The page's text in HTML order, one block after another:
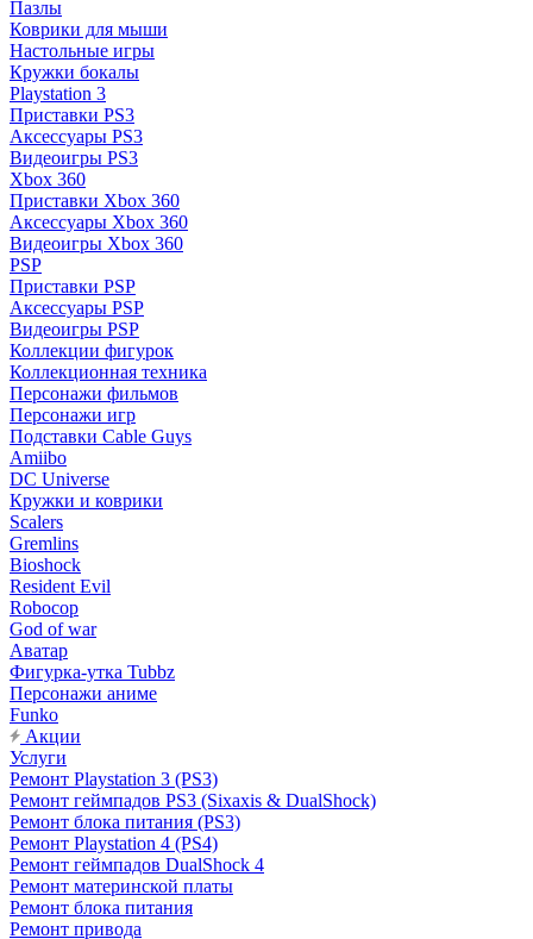
Пазлы
Коврики для мыши
Настольные игры
Кружки бокалы
Playstation 3
Приставки PS3
Аксессуары PS3
Видеоигры PS3
Xbox 360
Приставки Xbox 360
Аксессуары Xbox 360
Видеоигры Xbox 360
PSP
Приставки PSP
Аксессуары PSP
Видеоигры PSP
Коллекции фигурок
Коллекционная техника
Персонажи фильмов
Персонажи игр
Подставки Cable Guys
Amiibo
DC Universe
Кружки и коврики
Scalers
Gremlins
Bioshock
Resident Evil
Robocop
God of war
Аватар
Фигурка-утка Tubbz
Персонажи аниме
Funko
Акции
Услуги
Ремонт Playstation 3 (PS3)
Ремонт геймпадов PS3 (Sixaxis & DualShock)
Ремонт блока питания (PS3)
Ремонт Playstation 4 (PS4)
Ремонт геймпадов DualShock 4
Ремонт материнской платы
Ремонт блока питания
Ремонт привода